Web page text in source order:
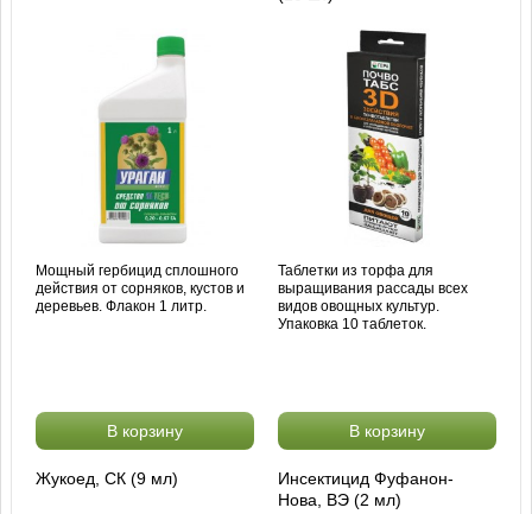
Мощный гербицид сплошного
действия от сорняков, кустов и
деревьев. Флакон 1 литр.
В корзину
Таблетки из торфа для
выращивания рассады всех
видов овощных культур.
Упаковка 10 таблеток.
В корзину
Жукоед, СК (9 мл)
Инсектицид Фуфанон-
Нова, ВЭ (2 мл)